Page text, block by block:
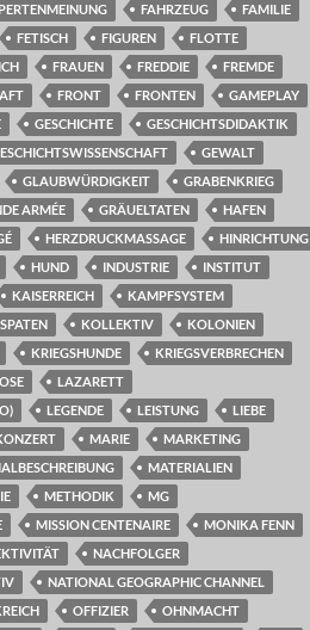
FAHRZEUG
FAMILIE
FETISCH FIGUREN
FLOTTE
FRAUEN FREDDIE
FREMDE
FRONT FRONTEN
GAMEPLAY
GESCHICHTE
GESCHICHTSDIDAKTIK
GEWALT
GLAUBWÜRDIGKEIT
GRABENKRIEG
ARMÉE GRÄUELTATEN
HAFEN
HERZDRUCKMASSAGE
HINRICHTUNG
HUND INDUSTRIE
INSTITUT
KAISERREICH
KAMPFSYSTEM
KOLLEKTIV
KOLONIEN
KRIEGSHUNDE
KRIEGSVERBRECHEN
LAZARETT
LEGENDE LEISTUNG
LIEBE
MARIE
MARKETING
MATERIALIEN
METHODIK
MG
MISSION CENTENAIRE
MONIKA FENN
NACHFOLGER
NATIONAL GEOGRAPHIC CHANNEL
OFFIZIER
OHNMACHT